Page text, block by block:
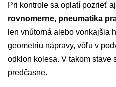
Pri kontrole sa oplatí pozrieť
rovnomerne, pneumatika
len vnútorná alebo vonkajšia
geometriu nápravy, vôľu v
odklon kolesa. V takom stave
predčasne.